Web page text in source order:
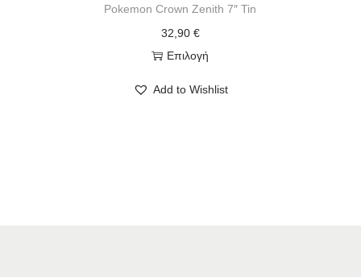
Pokemon Crown Zenith 7″ Tin
32,90 €
Επιλογή
Add to Wishlist